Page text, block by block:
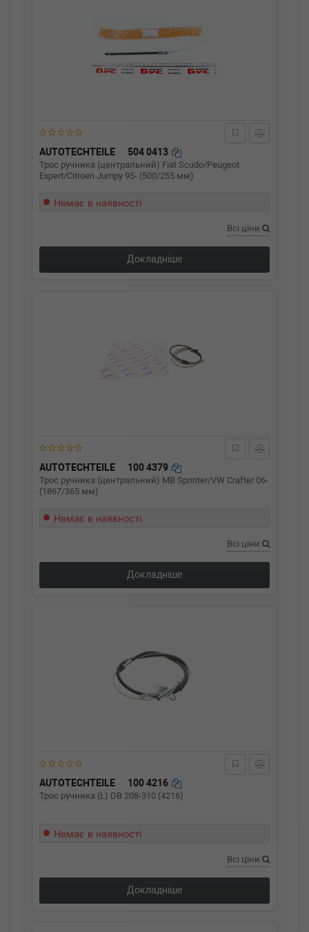
AUTOTECHTEILE 504 0413
Трос ручника (центральний) Fiat Scudo/Peugeot
Expert/Citroen Jumpy 95- (500/255 мм)
Немає в наявності
Всі ціни
Докладніше
AUTOTECHTEILE 100 4379
Трос ручника (центральний) MB Sprinter/VW Crafter 06-
(1867/365 мм)
Немає в наявності
Всі ціни
Докладніше
AUTOTECHTEILE 100 4216
Трос ручника (L) DB 208-310 (4216)
Немає в наявності
Всі ціни
Докладніше